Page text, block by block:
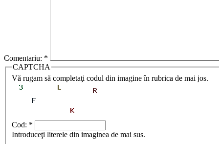
Comentariu: *
CAPTCHA
Vă rugam să completaţi codul din imagine în rubrica de mai jos.
Cod: *
Introduceţi literele din imaginea de mai sus.